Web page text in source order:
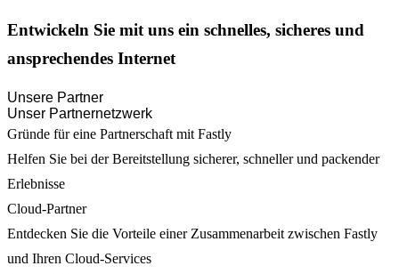
Entwickeln Sie mit uns ein schnelles, sicheres und
ansprechendes Internet
Unsere Partner
Unser Partnernetzwerk
Gründe für eine Partnerschaft mit Fastly
Helfen Sie bei der Bereitstellung sicherer, schneller und packender
Erlebnisse
Cloud-Partner
Entdecken Sie die Vorteile einer Zusammenarbeit zwischen Fastly
und Ihren Cloud-Services